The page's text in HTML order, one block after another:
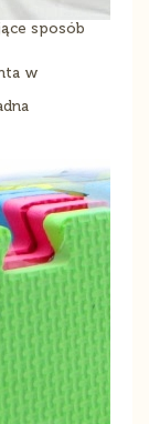
sposób
w